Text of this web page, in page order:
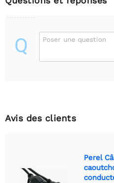
Q Poser une question
Avis des clients
Perel